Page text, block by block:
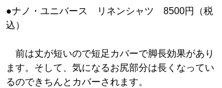
●ナノ・ユニバース リネンシャツ 8500円（税
込）
前は丈が短いので短足カバーで脚長効果があり
ます。そして、気になるお尻部分は長くなってい
るのできちんとカバーされます。